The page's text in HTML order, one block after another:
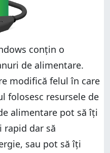
conțin o
de alimentare.
modifică felul în care
folosesc resursele de
alimentare pot să îți
rapid dar să
sau pot să îți